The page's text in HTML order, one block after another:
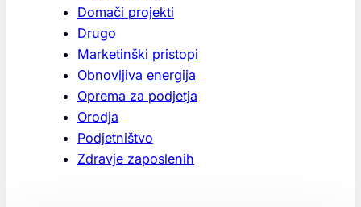
Domači projekti
Drugo
Marketinški pristopi
Obnovljiva energija
Oprema za podjetja
Orodja
Podjetništvo
Zdravje zaposlenih